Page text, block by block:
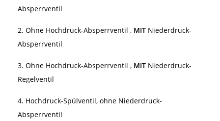
Absperrventil
2. Ohne Hochdruck-Absperrventil , MIT Niederdruck-
Absperrventil
3. Ohne Hochdruck-Absperrventil , MIT Niederdruck-
Regelventil
4. Hochdruck-Spülventil, ohne Niederdruck-
Absperrventil